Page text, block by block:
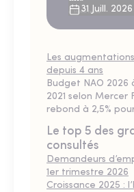
31 Juill. 2026
Les
depuis 4 ans
Budget NAO 2026
2021 selon Mercer
rebond à 2,5%
Le top 5 des
consultés
Demandeurs
1er trimestre 2026
Croissance 2025 :